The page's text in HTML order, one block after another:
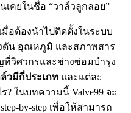
คยในชื่อ “วาล์วลูกลอย”
อต้องนำไปติดตั้งในระบบ
ดัน อุณหภูมิ และสภาพสาร
ที่วิศวกรและช่างซ่อมบำรุง
วมีกี่ประเภท และแต่ละ
ในบทความนี้ Valve99 จะ
by-step เพื่อให้สามารถ